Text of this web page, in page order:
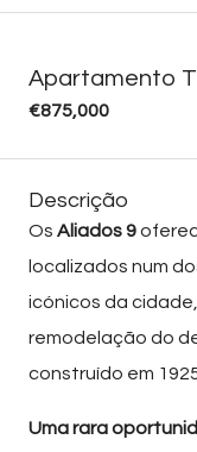
Apartamento
€875,000
Descrição
Os Aliados 9
localizados num
icónicos da
remodelação do
construído em
Uma rara